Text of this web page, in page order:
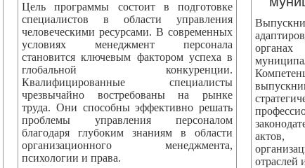
Цель программы состоит в подготовке
специалистов в области управления
человеческими ресурсами. В современных
условиях менеджмент персонала
становится ключевым фактором успеха в
глобальной конкуренции.
Квалифицированные специалисты
чрезвычайно востребованы на рынке
труда. Они способны эффективно решать
проблемы управления персоналом
благодаря глубоким знаниям в области
организационного менеджмента,
психологии и права.
актов,
отраслей